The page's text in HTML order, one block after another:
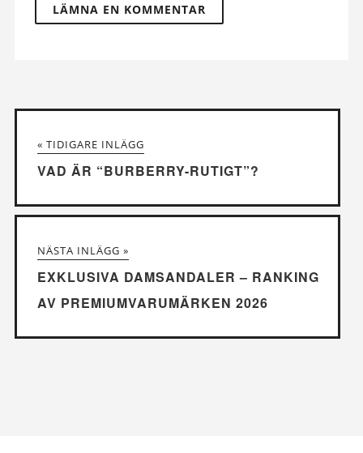
« TIDIGARE INLÄGG
VAD ÄR “BURBERRY-RUTIGT”?
NÄSTA INLÄGG »
EXKLUSIVA DAMSANDALER – RANKING
AV PREMIUMVARUMÄRKEN 2026